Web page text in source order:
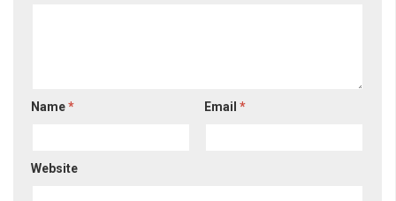
Name* Email*
Website